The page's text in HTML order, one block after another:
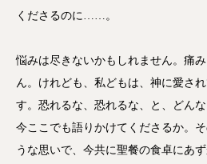
くださるのに……。
悩みは尽きないかもしれません。痛
ん。けれども、私どもは、神に愛さ
す。恐れるな、恐れるな、と、どん
今ここでも語りかけてくださるか。
うな思いで、今共に聖餐の食卓にあ